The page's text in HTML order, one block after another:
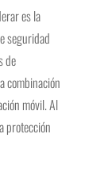
es la
seguridad
de
combinación
móvil. Al
protección